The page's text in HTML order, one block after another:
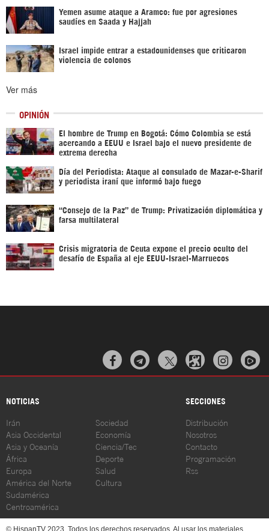
Yemen asume ataque a Aramco: fue por agresiones
saudíes en Saada y Hajjah
Israel impide entrar a estadounidenses que criticaron
violencia de colonos
Ver más
OPINIÓN
El hombre de Trump en Bogotá: Cómo Colombia se está
acercando a EEUU e Israel bajo el nuevo presidente de
extrema derecha
Día del Periodista: Ataque al consulado de Mazar-e-Sharif
y periodista iraní que informó bajo fuego
“Consejo de la Paz” de Trump: Privatización diplomática y
farsa multilateral
Crisis migratoria de Ceuta expone el precio oculto del
desafío de España al eje EEUU-Israel-Marruecos
  
NOTICIAS SECCIONES
Irán
Asia Occidental
Asia y Oceanía
África
Europa
América del Norte
Sudamérica
Centroamérica
Sociedad
Economía
Ciencia/Tec
Deporte
Salud
Cultura
Distribución
Nosotros
Contacto
Programación
Rss
© HispanTV 2023. Todos los derechos reservados. Al usar los materiales